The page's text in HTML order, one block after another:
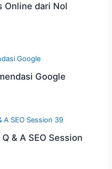
Online dari Nol
Google
& A SEO Session